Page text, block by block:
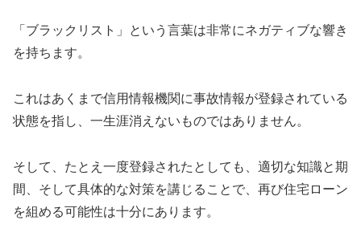
「ブラックリスト」という言葉は非常にネガティブな響き
を持ちます。
これはあくまで信用情報機関に事故情報が登録されている
状態を指し、一生涯消えないものではありません。
そして、たとえ一度登録されたとしても、適切な知識と期
間、そして具体的な対策を講じることで、再び住宅ローン
を組める可能性は十分にあります。